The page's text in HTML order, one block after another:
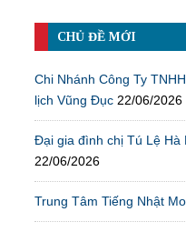
CHỦ ĐỀ MỚI
Chi Nhánh Công Ty
lịch Vũng Đục 22/06/2026
Đại gia đình chị Tú Lệ Hà
22/06/2026
Trung Tâm Tiếng Nhật